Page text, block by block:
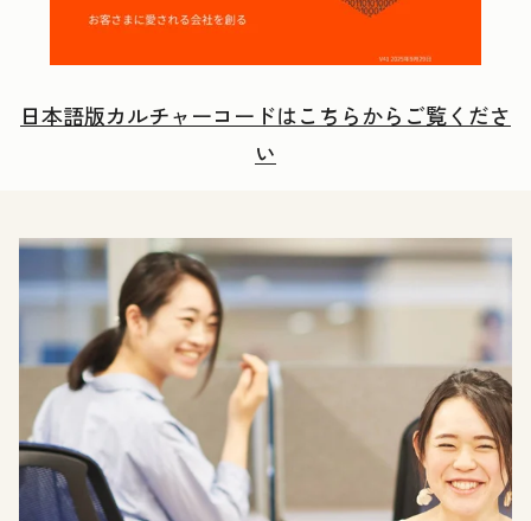
日本語版カルチャーコードはこちらからご覧くださ
い